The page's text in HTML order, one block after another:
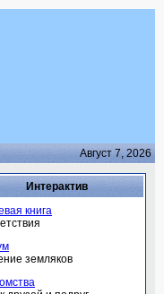
Август 7, 2026
Интерактив
книга
земляков